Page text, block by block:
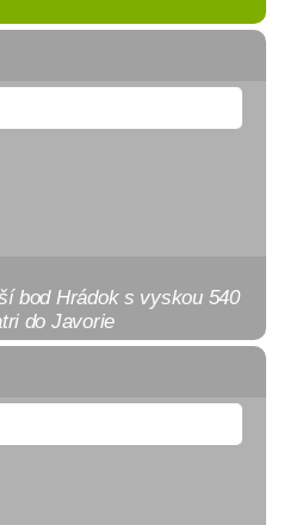
bod Hrádok s vyskou 540
do Javorie